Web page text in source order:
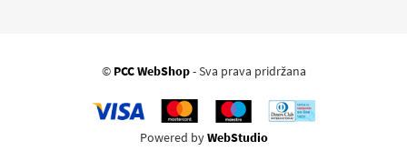
© PCC WebShop- Sva prava pridržana
Powered byWebStudio